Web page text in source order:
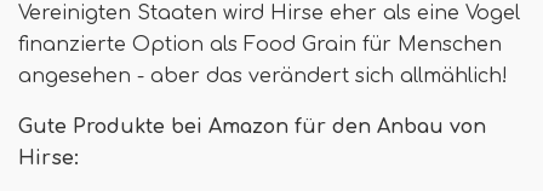
Vereinigten Staaten wird Hirse eher als eine Vogel
finanzierte Option als Food Grain für Menschen
angesehen - aber das verändert sich allmählich!
Gute Produkte bei Amazon für den Anbau von
Hirse: